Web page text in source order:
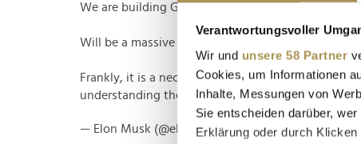
Verantwortungsvoller
Wir und unsere 58 Partner
Cookies, um Informationen
Inhalte, Messungen von
Sie entscheiden darüber,
Erklärung oder durch
We are building Grokipedia@xAI.
Will be a massive improvement over Wikipedia.
Frankly, it is a necessary step towards the xAI
understanding the Universe. https://t.co/
— Elon Musk (@elonmusk)September 30, 2025